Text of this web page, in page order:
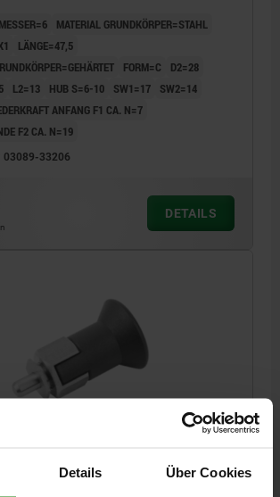
Details Über Cookies
MATERIAL GRUNDKÖRPER=STAHL
LÄNGE=47,5
FORM=C
D2=28
L2=13 HUB S=6-10 SW1=17
SW2=14
ANFANG F1 CA. N=7
F2 CA. N=19
03089-33206
DETAILS
GR.1, D1=M10X1, D=5, FORM:C
KOMP:THERMOPLAST
RAL7021